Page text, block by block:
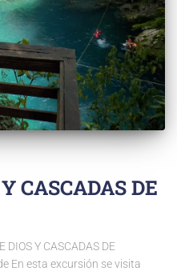
CASCADAS DE
DIOS Y CASCADAS DE
En esta excursión se visita